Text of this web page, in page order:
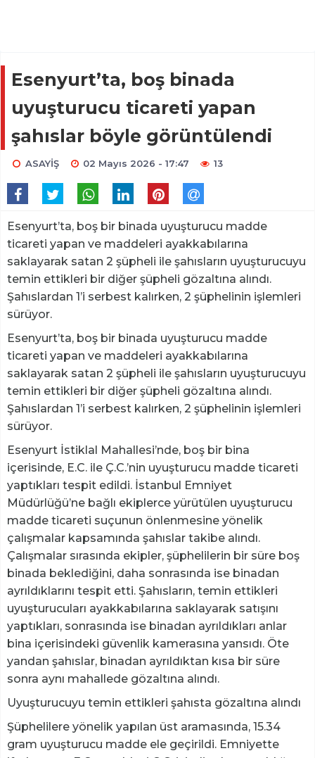
Esenyurt’ta, boş binada
uyuşturucu ticareti yapan
şahıslar böyle görüntülendi
ASAYİŞ 02 Mayıs 2026 - 17:47 13
Esenyurt’ta, boş bir binada uyuşturucu madde
ticareti yapan ve maddeleri ayakkabılarına
saklayarak satan 2 şüpheli ile şahısların uyuşturucuyu
temin ettikleri bir diğer şüpheli gözaltına alındı.
Şahıslardan 1’i serbest kalırken, 2 şüphelinin işlemleri
sürüyor.
Esenyurt’ta, boş bir binada uyuşturucu madde
ticareti yapan ve maddeleri ayakkabılarına
saklayarak satan 2 şüpheli ile şahısların uyuşturucuyu
temin ettikleri bir diğer şüpheli gözaltına alındı.
Şahıslardan 1’i serbest kalırken, 2 şüphelinin işlemleri
sürüyor.
Esenyurt İstiklal Mahallesi’nde, boş bir bina
içerisinde, E.C. ile Ç.C.’nin uyuşturucu madde ticareti
yaptıkları tespit edildi. İstanbul Emniyet
Müdürlüğü’ne bağlı ekiplerce yürütülen uyuşturucu
madde ticareti suçunun önlenmesine yönelik
çalışmalar kapsamında şahıslar takibe alındı.
Çalışmalar sırasında ekipler, şüphelilerin bir süre boş
binada beklediğini, daha sonrasında ise binadan
ayrıldıklarını tespit etti. Şahısların, temin ettikleri
uyuşturucuları ayakkabılarına saklayarak satışını
yaptıkları, sonrasında ise binadan ayrıldıkları anlar
bina içerisindeki güvenlik kamerasına yansıdı. Öte
yandan şahıslar, binadan ayrıldıktan kısa bir süre
sonra aynı mahallede gözaltına alındı.
Uyuşturucuyu temin ettikleri şahısta gözaltına alındı
Şüphelilere yönelik yapılan üst aramasında, 15.34
gram uyuşturucu madde ele geçirildi. Emniyette